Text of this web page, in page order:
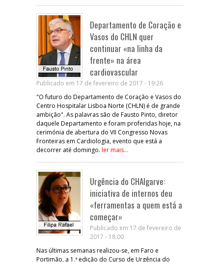
Departamento de Coração e
Vasos do CHLN quer
continuar «na linha da
frente» na área
cardiovascular
Publicado em 17 de fevereiro de 2017 - 19:26
"O futuro do Departamento de Coração e Vasos do
Centro Hospitalar Lisboa Norte (CHLN) é de grande
ambição". As palavras são de Fausto Pinto, diretor
daquele Departamento e foram proferidas hoje, na
cerimónia de abertura do VII Congresso Novas
Fronteiras em Cardiologia, evento que está a
decorrer até domingo. ler mais...
Urgência do CHAlgarve:
iniciativa de internos deu
«ferramentas a quem está a
começar»
Publicado em 17 de fevereiro de
2017 - 18:00
Nas últimas semanas realizou-se, em Faro e
Portimão, a 1.ª edição do Curso de Urgência do